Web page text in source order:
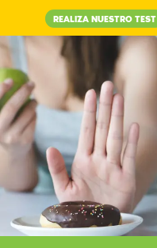
REALIZA NUESTRO TEST